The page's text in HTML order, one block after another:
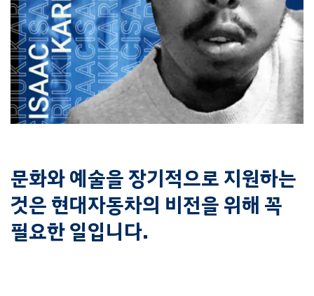
문화와 예술을 장기적으로 지원하는
것은 현대자동차의 비전을 위해 꼭
필요한 일입니다.